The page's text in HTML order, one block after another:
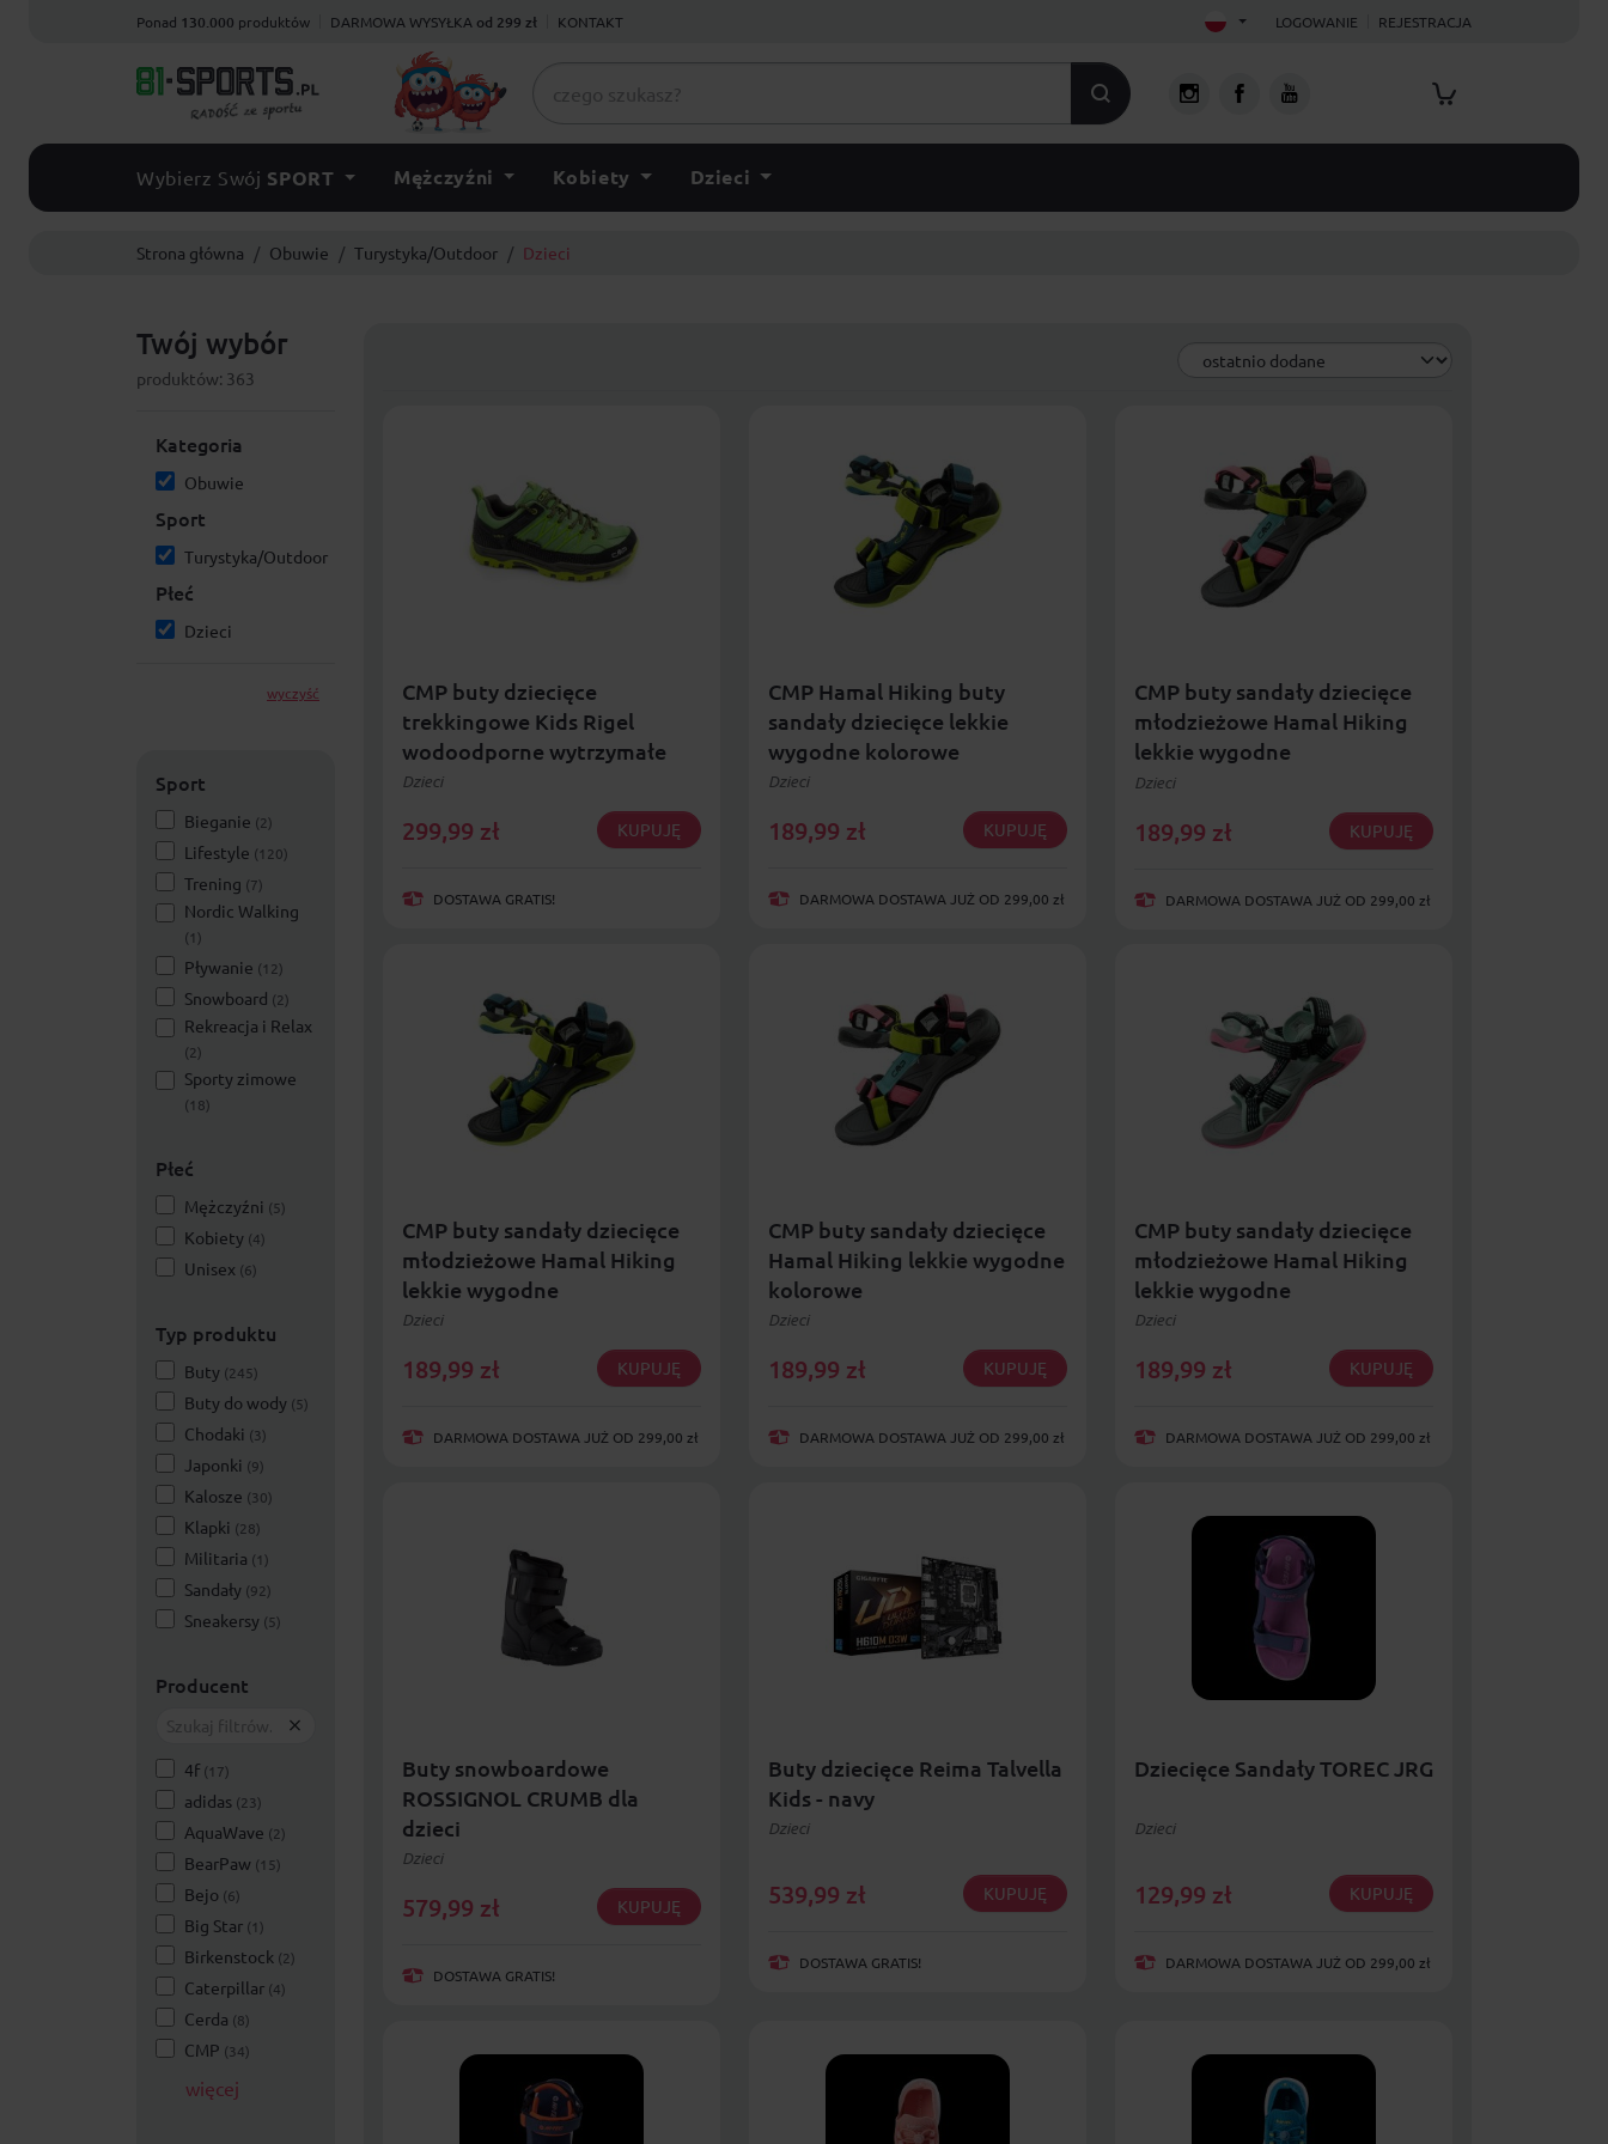
Ponad 130.000 produktów DARMOWA WYSYŁKA od 299 zł KONTAKT LOGOWANIE REJESTRACJA
Wybierz Swój SPORT Mężczyźni Kobiety Dzieci
Strona główna Obuwie Turystyka/Outdoor Dzieci
Twój wybór
produktów: 363
Kategoria
Obuwie
Sport
Turystyka/Outdoor
Płeć
Dzieci
wyczyść
Sport
Bieganie (2)
Lifestyle (120)
Trening (7)
Nordic Walking
(1)
Pływanie (12)
Snowboard (2)
Rekreacja i Relax
(2)
Sporty zimowe
(18)
Płeć
Mężczyźni (5)
Kobiety (4)
Unisex (6)
Typ produktu
Buty (245)
Buty do wody (5)
Chodaki (3)
Japonki (9)
Kalosze (30)
Klapki (28)
Militaria (1)
Sandały (92)
Sneakersy (5)
Producent
4f (17)
adidas (23)
AquaWave (2)
BearPaw (15)
Bejo (6)
Big Star (1)
Birkenstock (2)
Caterpillar (4)
Cerda (8)
CMP (34)
więcej
CMP buty dziecięce
trekkingowe Kids Rigel
wodoodporne wytrzymałe
Dzieci
299,99 zł KUPUJĘ
DOSTAWA GRATIS!
CMP Hamal Hiking buty
sandały dziecięce lekkie
wygodne kolorowe
Dzieci
189,99 zł KUPUJĘ
DARMOWA DOSTAWA JUŻ OD 299,00 zł
CMP buty sandały dziecięce
młodzieżowe Hamal Hiking
lekkie wygodne
wielokolorowe
Dzieci
189,99 zł KUPUJĘ
DARMOWA DOSTAWA JUŻ OD 299,00 zł
CMP buty sandały dziecięce
młodzieżowe Hamal Hiking
lekkie wygodne
Dzieci
189,99 zł KUPUJĘ
DARMOWA DOSTAWA JUŻ OD 299,00 zł
CMP buty sandały dziecięce
Hamal Hiking lekkie wygodne
kolorowe
Dzieci
189,99 zł KUPUJĘ
DARMOWA DOSTAWA JUŻ OD 299,00 zł
CMP buty sandały dziecięce
młodzieżowe Hamal Hiking
lekkie wygodne
Dzieci
189,99 zł KUPUJĘ
DARMOWA DOSTAWA JUŻ OD 299,00 zł
Buty snowboardowe
ROSSIGNOL CRUMB dla
dzieci
Dzieci
579,99 zł KUPUJĘ
DOSTAWA GRATIS!
Buty dziecięce Reima Talvella
Kids - navy
Dzieci
539,99 zł KUPUJĘ
DOSTAWA GRATIS!
Dziecięce Sandały TOREC JRG
Dzieci
129,99 zł KUPUJĘ
DARMOWA DOSTAWA JUŻ OD 299,00 zł